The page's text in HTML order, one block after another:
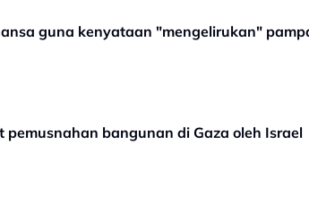
guna kenyataan "mengelirukan"
bangunan di Gaza oleh Israel